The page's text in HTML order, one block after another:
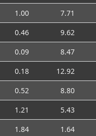
1.00 7.71
0.46 9.62
0.09 8.47
0.18 12.92
0.52 8.80
1.21 5.43
1.84 1.64